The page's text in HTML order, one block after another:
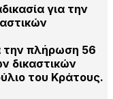
για την
την πλήρωση 56
δικαστικών
του Κράτους.